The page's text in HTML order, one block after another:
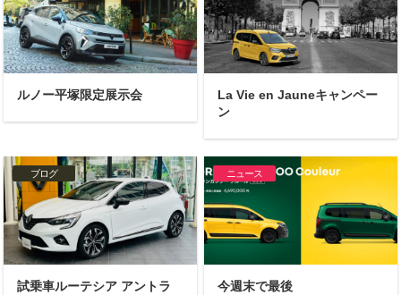
ルノー平塚限定展示会
La Vie en Jauneキャンペー
ン
ブログ
試乗車ルーテシア アントラ
ニュース
今週末で最後